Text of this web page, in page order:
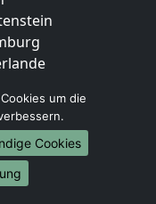
um die
Cookies